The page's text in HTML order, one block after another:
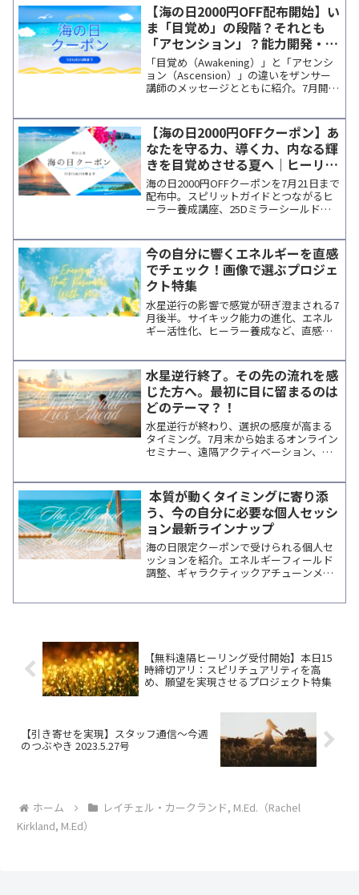
【海の日2000円OFF配布開始】い
ま「目覚め」の段階？それとも
「アセンション」？能力開発・ヒ
ーリング最新情報
「目覚め（Awakening）」と「アセンシ
ョン（Ascension）」の違いをザンサー
講師のメッセージとともに紹介。7月開催
けします。
【海の日2000円OFFクーポン】あ
なたを守る力、導く力、内なる輝
きを目覚めさせる夏へ｜ヒーリン
グ＆能力開発特集
海の日2000円OFFクーポンを7月21日まで
配布中。スピリットガイドとつながるヒ
ーラー養成講座、25Dミラーシールドに
新しい学びとエネルギーに出会えるプロ
ジェクトをご紹介。内なる成長を祝福す
るザンサーのメッセージも掲載していま
す。
今の自分に響くエネルギーを直感
でチェック！画像で選ぶプロジェ
クト特集
水星逆行の影響で感覚が研ぎ澄まされる7
月後半。サイキック能力の進化、エネル
ギー活性化、ヒーラー養成など、直感で
ザンサー・カ・エンラ・エルからのメッ
セージも掲載。
水星逆行終了。その先の流れを感
じた方へ。最初に目に留まるのは
どのテーマ？！
水星逆行が終わり、選択の感度が高まる
タイミング。7月末から始まるオンライン
セミナー、遠隔アクティベーション、ヒ
本質が動くタイミングに寄り添
う、今の自分に必要な個人セッシ
ョン最新ラインナップ
海の日限定クーポンで受けられる個人セ
ッションを紹介。エネルギーフィールド
調整、ギャラクティックアチューンメン
【無料遠隔ヒーリング受付開始】本日15
時締切アリ：スピリチュアリティを高
め、願望を実現させるプロジェクト特集
【引き寄せを実現】スタッフ通信～今週
のつぶやき 2023.5.27号
ホーム
レイチェル・カークランド, M.Ed.（Rachel
Kirkland, M.Ed）